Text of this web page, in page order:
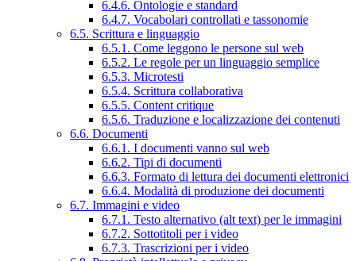
6.4.6. Ontologie e standard
6.4.7. Vocabolari controllati e tassonomie
6.5. Scrittura e linguaggio
6.5.1. Come leggono le persone sul web
6.5.2. Le regole per un linguaggio semplice
6.5.3. Microtesti
6.5.4. Scrittura collaborativa
6.5.5. Content critique
6.5.6. Traduzione e localizzazione dei contenuti
6.6. Documenti
6.6.1. I documenti vanno sul web
6.6.2. Tipi di documenti
6.6.3. Formato di lettura dei documenti elettronici
6.6.4. Modalità di produzione dei documenti
6.7. Immagini e video
6.7.1. Testo alternativo (alt text) per le immagini
6.7.2. Sottotitoli per i video
6.7.3. Trascrizioni per i video